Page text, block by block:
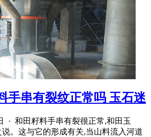
手串有裂纹正常吗 玉石迷
· 和田籽料手串有裂很正常,和田玉
。这与它的形成有关,当山料流入河道